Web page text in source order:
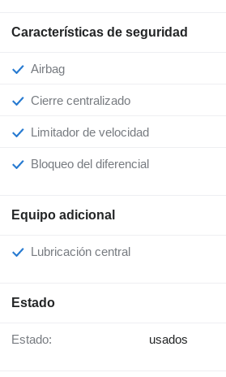
Características de seguridad
Airbag
Cierre centralizado
Limitador de velocidad
Bloqueo del diferencial
Equipo adicional
Lubricación central
Estado
Estado: usados